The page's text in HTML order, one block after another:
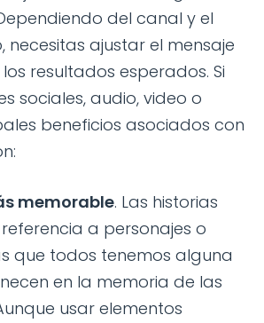
del canal y el
necesitas ajustar el mensaje
resultados esperados. Si
sociales, audio, video o
beneficios asociados con
memorable. Las historias
a personajes o
que todos tenemos alguna
en la memoria de las
usar elementos